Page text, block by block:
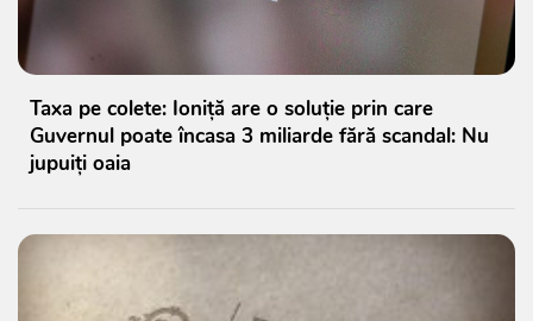
Taxa pe colete: Ioniță are o soluție prin care
Guvernul poate încasa 3 miliarde fără scandal: Nu
jupuiți oaia